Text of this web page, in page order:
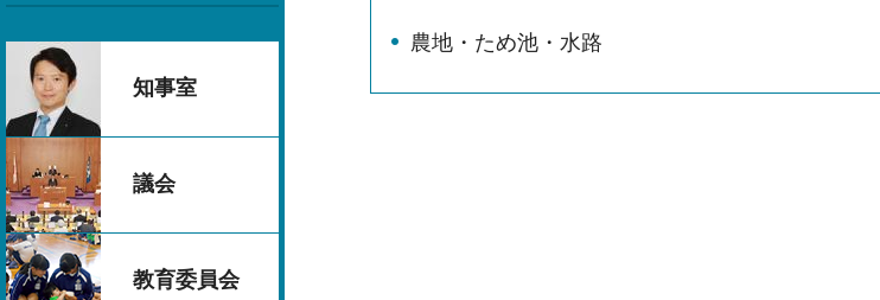
知事室
議会
教育委員会
農地・ため池・水路